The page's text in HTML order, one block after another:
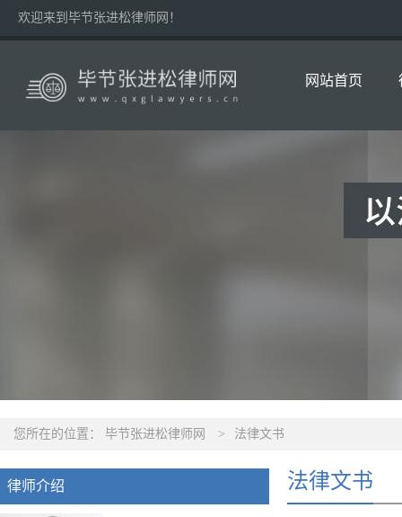
欢迎来到毕节张进松律师网！
网站首页
您所在的位置： 毕节张进松律师网 > 法律文书
律师介绍 法律文书